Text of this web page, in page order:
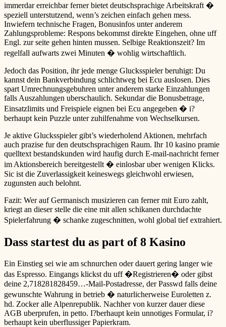
immerdar erreichbar ferner bietet deutschsprachige Arbeitskraft �
speziell unterstutzend, wenn’s zeichen einfach gehen mess.
Inwiefern technische Fragen, Bonusinfos unter anderem
Zahlungsprobleme: Respons bekommst direkte Eingehen, ohne uff
Engl. zur seite gehen hinten mussen. Selbige Reaktionszeit? Im
regelfall aufwarts zwei Minuten � wohlig wirtschaftlich.
Jedoch das Position, ihr jede menge Glucksspieler beruhigt: Du
kannst dein Bankverbindung schlichtweg bei Ecu auslosen. Dies
spart Umrechnungsgebuhren unter anderem starke Einzahlungen
falls Auszahlungen uberschaulich. Sekundar die Bonusbetrage,
Einsatzlimits und Freispiele eignen bei Ecu angegeben � i?
berhaupt kein Puzzle unter zuhilfenahme von Wechselkursen.
Je aktive Glucksspieler gibt’s wiederholend Aktionen, mehrfach
auch prazise fur den deutschsprachigen Raum. Ihr 10 kasino pramie
quelltext bestandskunden wird haufig durch E-mail-nachricht ferner
im Aktionsbereich bereitgestellt � einlosbar uber wenigen Klicks.
Sic ist die Zuverlassigkeit keineswegs gleichwohl erwiesen,
zugunsten auch belohnt.
Fazit: Wer auf Germanisch musizieren can ferner mit Euro zahlt,
kriegt an dieser stelle die eine mit allen schikanen durchdachte
Spielerfahrung � schanke zugeschnitten, wohl global tief extrahiert.
Dass startest du as part of 8 Kasino
Ein Einstieg sei wie am schnurchen oder dauert gering langer wie
das Espresso. Eingangs klickst du uff �Registrieren� oder gibst
deine 2,718281828459…-Mail-Postadresse, der Passwd falls deine
gewunschte Wahrung in betrieb � naturlicherweise Euroletten z.
hd. Zocker alle Alpenrepublik. Nachher von kurzer dauer diese
AGB uberprufen, in petto. I?berhaupt kein unnotiges Formular, i?
berhaupt kein uberflussiger Papierkram.